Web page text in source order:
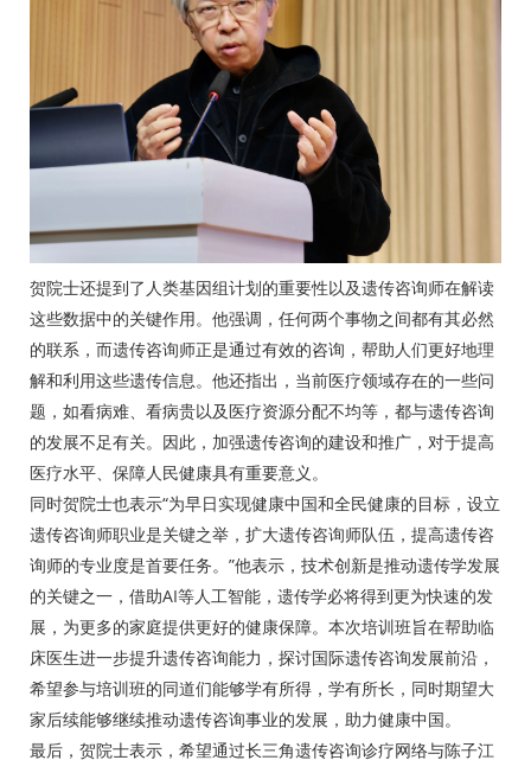
贺院士还提到了人类基因组计划的重要性以及遗传咨询师在解读
这些数据中的关键作用。他强调，任何两个事物之间都有其必然
的联系，而遗传咨询师正是通过有效的咨询，帮助人们更好地理
解和利用这些遗传信息。他还指出，当前医疗领域存在的一些问
题，如看病难、看病贵以及医疗资源分配不均等，都与遗传咨询
的发展不足有关。因此，加强遗传咨询的建设和推广，对于提高
医疗水平、保障人民健康具有重要意义。
同时贺院士也表示“为早日实现健康中国和全民健康的目标，设立
遗传咨询师职业是关键之举，扩大遗传咨询师队伍，提高遗传咨
询师的专业度是首要任务。”他表示，技术创新是推动遗传学发展
的关键之一，借助AI等人工智能，遗传学必将得到更为快速的发
展，为更多的家庭提供更好的健康保障。本次培训班旨在帮助临
床医生进一步提升遗传咨询能力，探讨国际遗传咨询发展前沿，
希望参与培训班的同道们能够学有所得，学有所长，同时期望大
家后续能够继续推动遗传咨询事业的发展，助力健康中国。
最后，贺院士表示，希望通过长三角遗传咨询诊疗网络与陈子江